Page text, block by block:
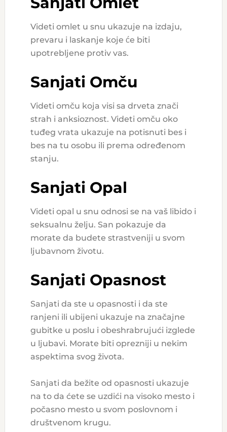
Videti omlet u snu ukazuje na izdaju,
prevaru i laskanje koje će biti
upotrebljene protiv vas.
Sanjati Omču
Videti omču koja visi sa drveta znači
strah i anksioznost. Videti omču oko
tuđeg vrata ukazuje na potisnuti bes i
bes na tu osobu ili prema određenom
stanju.
Sanjati Opal
Videti opal u snu odnosi se na vaš libido i
seksualnu želju. San pokazuje da
morate da budete strastveniji u svom
ljubavnom životu.
Sanjati Opasnost
Sanjati da ste u opasnosti i da ste
ranjeni ili ubijeni ukazuje na značajne
gubitke u poslu i obeshrabrujući izglede
u ljubavi. Morate biti oprezniji u nekim
aspektima svog života.
Sanjati da bežite od opasnosti ukazuje
na to da ćete se uzdići na visoko mesto i
počasno mesto u svom poslovnom i
društvenom krugu.